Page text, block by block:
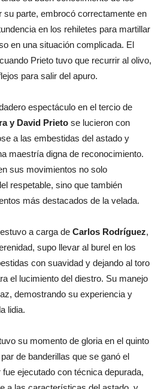
su parte, embrocó correctamente en
en los rehiletes para martillar
en una situación complicada. El
Prieto tuvo que recurrir al olivo,
para salir del apuro.
espectáculo en el tercio de
y David Prieto se lucieron con
a las embestidas del astado y
maestría digna de reconocimiento.
sus movimientos no solo
respetable, sino que también
más destacados de la velada.
a carga de Carlos Rodríguez,
supo llevar al burel en los
con suavidad y dejando al toro
el lucimiento del diestro. Su manejo
demostrando su experiencia y
lidia.
su momento de gloria en el quinto
de banderillas que se ganó el
ejecutado con técnica depurada,